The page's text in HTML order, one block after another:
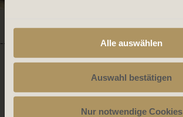
Alle auswählen
Auswahl bestätigen
Nur notwendige Cookies
-->
E-Mail bestätigen